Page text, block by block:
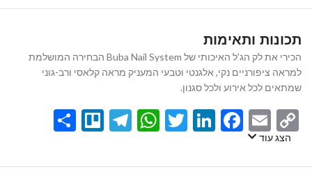
תכונות ותאימות
הכירי את לק הג'ל האיכותי של Buba Nail System הבחירה המושלמת
למראה ציפורניים נקי, אלגנטי וטבעי המעניק מראה קלאסי ורב-גוני
שמתאים לכל אירוע ולכל סגנון.
Copy
Link
Email
Facebook
LinkedIn
Twitter
WhatsApp
Telegram
Trello
הצג עוד